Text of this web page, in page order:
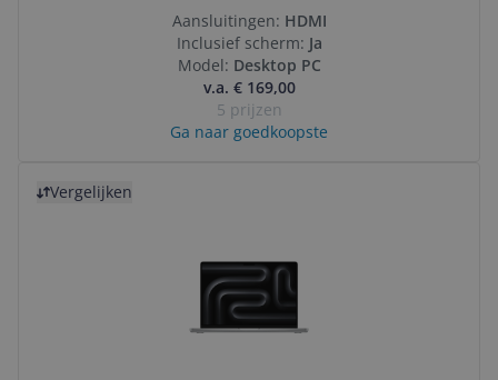
Aansluitingen: HDMI
Inclusief scherm: Ja
Model: Desktop PC
v.a. € 169,00
5 prijzen
Ga naar goedkoopste
Vergelijken